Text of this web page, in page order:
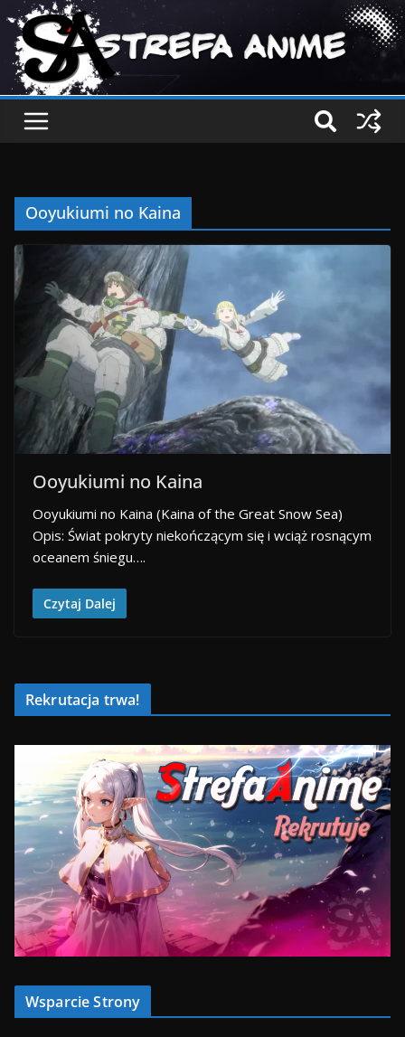
Ooyukiumi no Kaina
Ooyukiumi no Kaina
Ooyukiumi no Kaina (Kaina of the Great Snow Sea)
Opis: Świat pokryty niekończącym się i wciąż rosnącym
oceanem śniegu….
Czytaj Dalej
Rekrutacja trwa!
Wsparcie Strony